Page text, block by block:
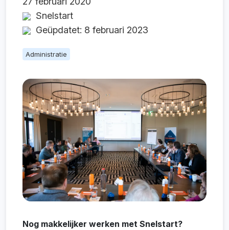
Snelstart
Geüpdatet: 8 februari 2023
Administratie
Nog makkelijker werken met Snelstart?